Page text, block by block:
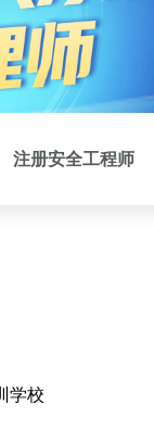
注册安全工程师
学校